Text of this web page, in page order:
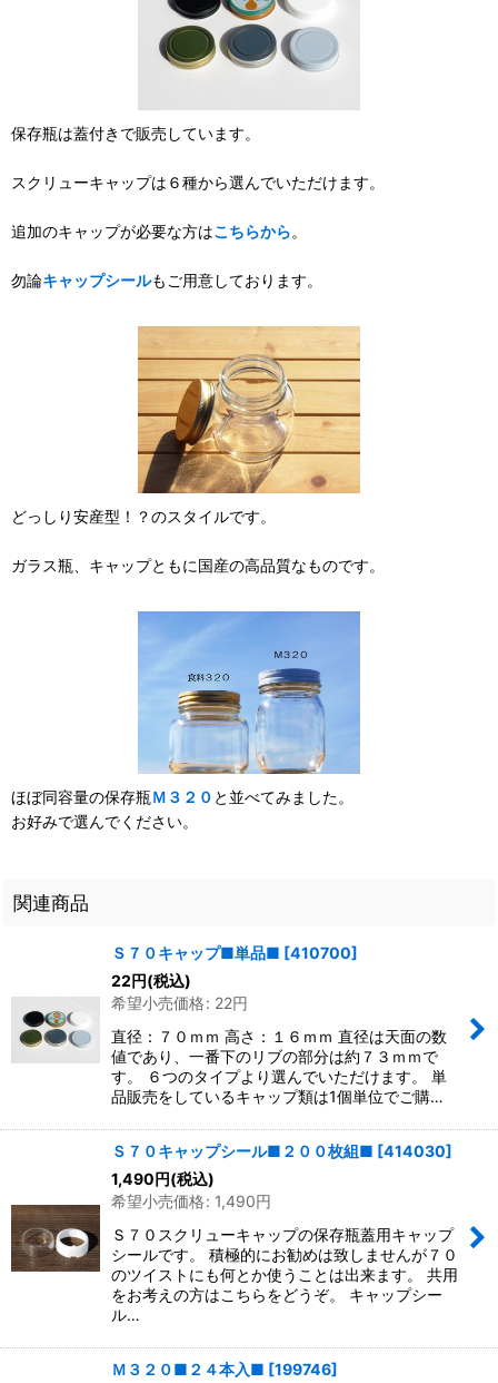
保存瓶は蓋付きで販売しています。
スクリューキャップは６種から選んでいただけます。
追加のキャップが必要な方はこちらから。
勿論キャップシールもご用意しております。
どっしり安産型！？のスタイルです。
ガラス瓶、キャップともに国産の高品質なものです。
ほぼ同容量の保存瓶Ｍ３２０ と並べてみました。
お好みで選んでください。
関連商品
Ｓ７０キャップ■単品■ [410700]
22円(税込)
希望小売価格: 22円
直径：７０ｍｍ 高さ：１６ｍｍ 直径は天面の数
値であり、一番下のリブの部分は約７３ｍｍで
す。 ６つのタイプより選んでいただけます。 単
品販売をしているキャップ類は1個単位でご購…
Ｓ７０キャップシール■２００枚組■ [414030]
1,490円(税込)
希望小売価格: 1,490円
Ｓ７０スクリューキャップの保存瓶蓋用キャップ
シールです。 積極的にお勧めは致しませんが７０
のツイストにも何とか使うことは出来ます。 共用
をお考えの方はこちらをどうぞ。 キャップシー
ル…
Ｍ３２０■２４本入■ [199746]